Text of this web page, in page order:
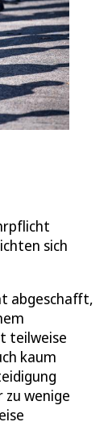
sich
abgeschafft,
teilweise
kaum
zu wenige